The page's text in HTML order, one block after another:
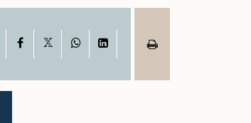
Facebook WhatsAppLinkedIn